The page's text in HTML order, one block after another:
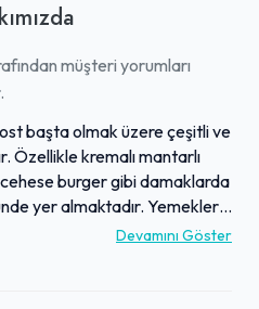
müşteri yorumları
başta olmak üzere çeşitli ve
Özellikle kremalı mantarlı
burger gibi damaklarda
yer almaktadır. Yemekler,
soslu sunumuyla dikkat
Devamını Göster